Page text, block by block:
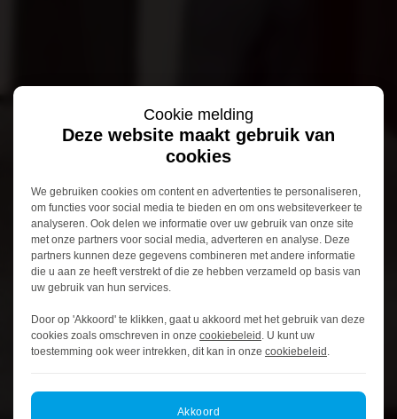
Cookie melding
Deze website maakt gebruik van
cookies
We gebruiken cookies om content en advertenties te personaliseren,
om functies voor social media te bieden en om ons websiteverkeer te
analyseren. Ook delen we informatie over uw gebruik van onze site
met onze partners voor social media, adverteren en analyse. Deze
partners kunnen deze gegevens combineren met andere informatie
die u aan ze heeft verstrekt of die ze hebben verzameld op basis van
uw gebruik van hun services.
Door op 'Akkoord' te klikken, gaat u akkoord met het gebruik van deze
cookies zoals omschreven in onze cookiebeleid . U kunt uw
toestemming ook weer intrekken, dit kan in onze cookiebeleid .
Akkoord